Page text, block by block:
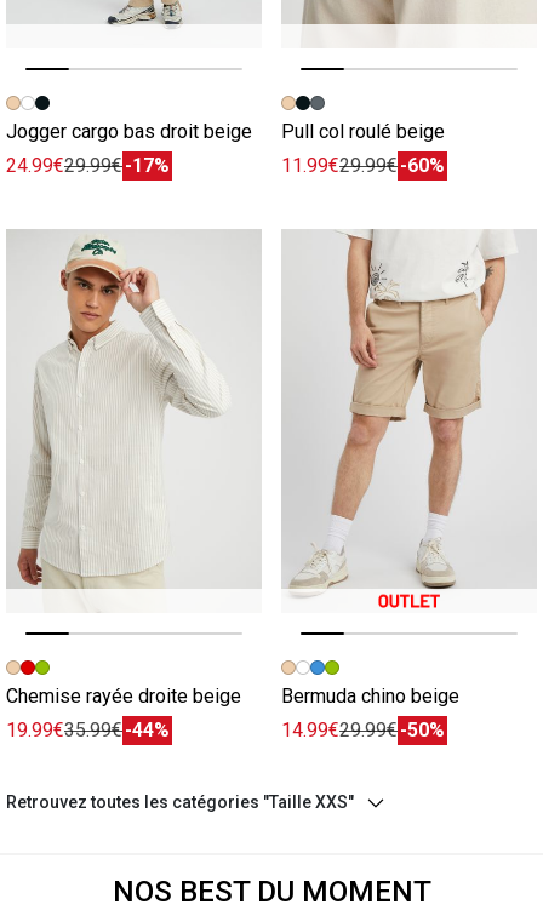
Image précédente
Image suivante
Jogger cargo bas droit beige
24.99€29.99€-17%
Image précédente
Image suivante
Pull col roulé beige
11.99€29.99€-60%
Image précédente
Image suivante
Chemise rayée droite beige
19.99€35.99€-44%
Image précédente
Image suivante
Bermuda chino beige
14.99€29.99€-50%
Retrouvez toutes les catégories "Taille XXS"
NOS BEST DU MOMENT